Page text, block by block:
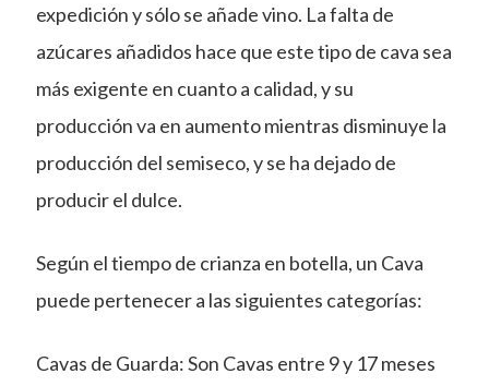
expedición y sólo se añade vino. La falta de
azúcares añadidos hace que este tipo de cava sea
más exigente en cuanto a calidad, y su
producción va en aumento mientras disminuye la
producción del semiseco, y se ha dejado de
producir el dulce.
Según el tiempo de crianza en botella, un Cava
puede pertenecer a las siguientes categorías:
Cavas de Guarda: Son Cavas entre 9 y 17 meses